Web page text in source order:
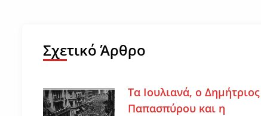
Σχετικό Άρθρο
Τα Ιουλιανά, ο Δημήτριος
Παπασπύρου και η